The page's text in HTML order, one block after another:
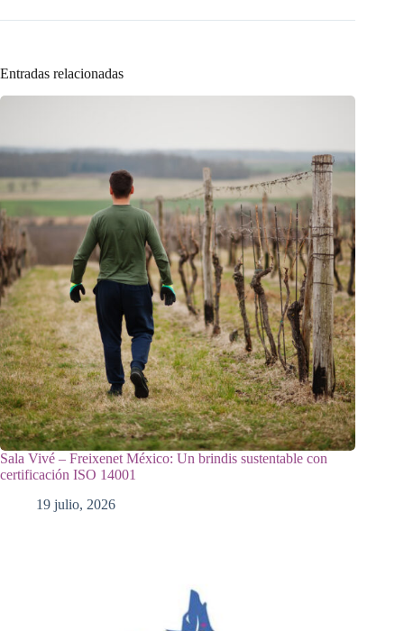
Entradas relacionadas
Sala Vivé – Freixenet México: Un brindis sustentable con
certificación ISO 14001
19 julio, 2026